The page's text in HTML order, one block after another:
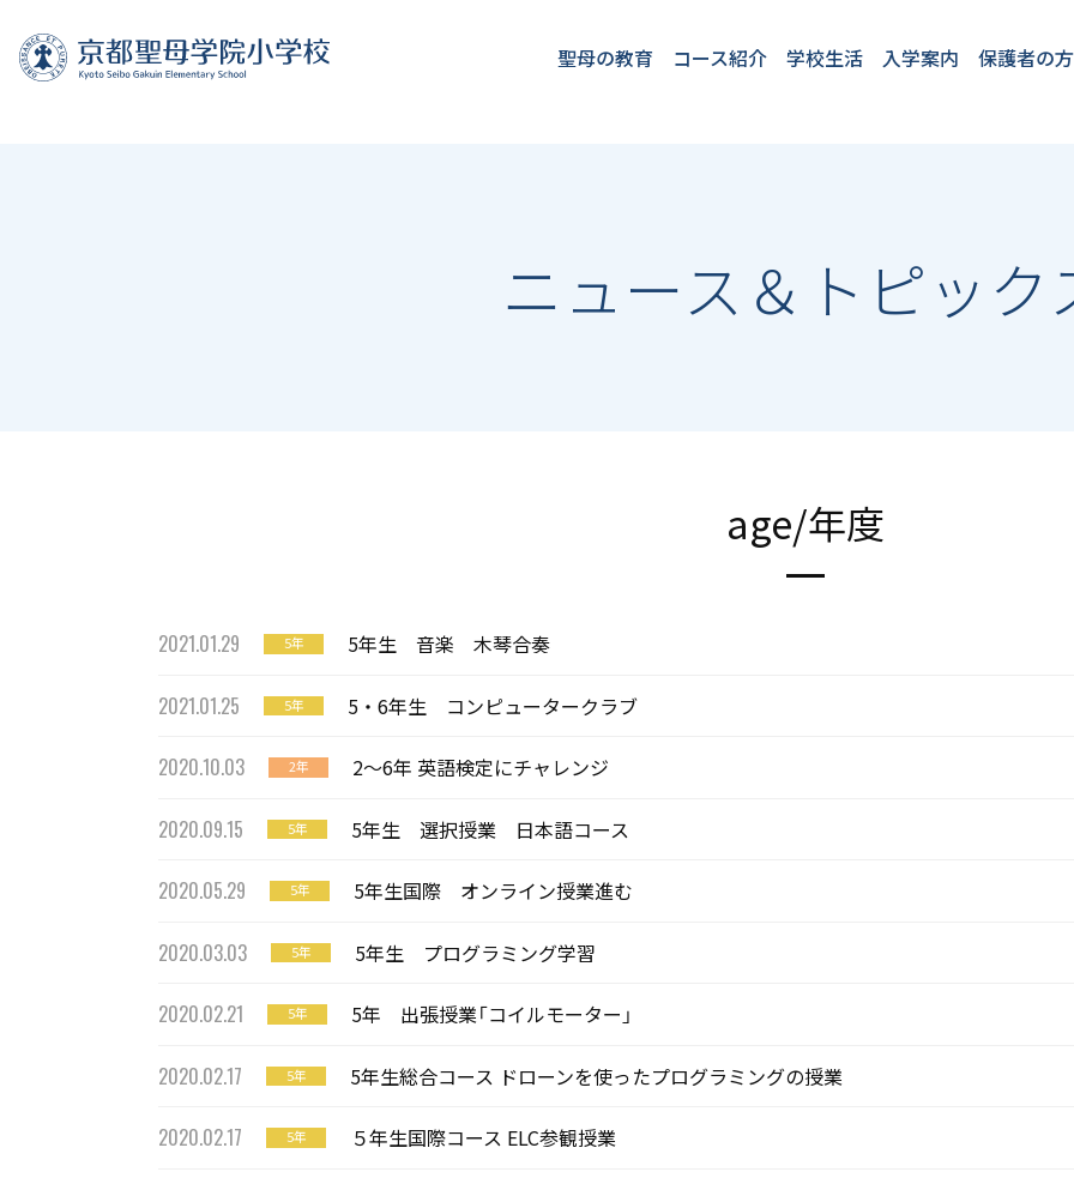
聖母の教育 コース紹介 学校生活 入学案内 保護者の
ニュース＆トピック
age/年度
2021.01.29 5年 5年生 音楽 木琴合奏
2021.01.25 5年 5・6年生 コンピュータークラブ
2020.10.03 2年 2〜6年 英語検定にチャレンジ
2020.09.15 5年 5年生 選択授業 日本語コース
2020.05.29 5年 5年生国際 オンライン授業進む
2020.03.03 5年 5年生 プログラミング学習
2020.02.21 5年 5年 出張授業「コイルモーター」
2020.02.17 5年 5年生総合コース ドローンを使ったプログラミングの授業
2020.02.17 5年 ５年生国際コース ELC参観授業